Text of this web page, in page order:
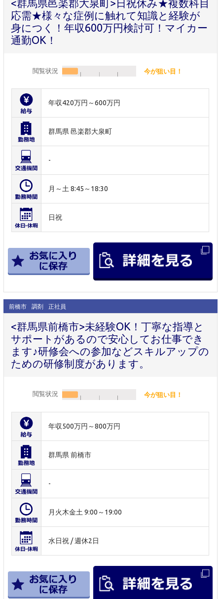
<群馬県邑楽郡大泉町>日祝休み★複数科目
応需★様々な症例に触れて知識と経験が
身につく！年収600万円検討可！マイカー
通勤OK！
閲覧状況 今が狙い目！
年収420万円～600万円
群馬県 邑楽郡大泉町
-
月～土 8:45～18:30
日祝
前橋市 調剤 正社員
<群馬県前橋市>未経験OK！丁寧な指導と
サポートがあるので安心してお仕事でき
ます♪研修会への参加などスキルアップの
ための研修制度があります。
閲覧状況 今が狙い目！
年収500万円～800万円
群馬県 前橋市
-
月火木金土 9:00～19:00
水日祝 / 週休2日